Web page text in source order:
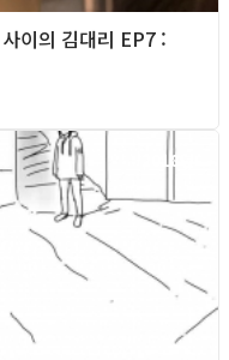
이의 김대리 EP7 :
2018년